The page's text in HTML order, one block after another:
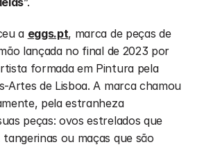
a eggs.pt, marca de peças de
lançada no final de 2023 por
formada em Pintura pela
Artes de Lisboa. A marca chamou
pela estranheza
peças: ovos estrelados que
ou maças que são